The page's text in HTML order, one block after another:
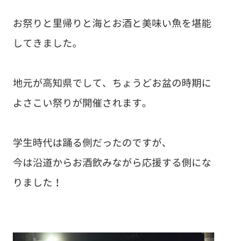
お祭りと里帰りと海とお酒と美味い魚を堪能
してきました。
地元が高知県でして、ちょうどお盆の時期に
よさこい祭りが開催されます。
学生時代は踊る側だったのですが、
今は沿道からお酒飲みながら応援する側にな
りました！